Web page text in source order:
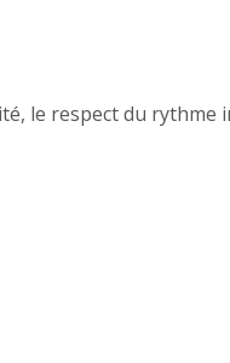
le respect du rythme